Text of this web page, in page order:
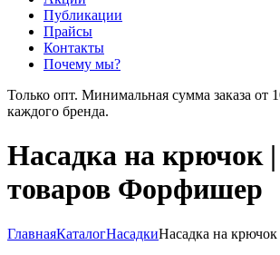
Публикации
Прайсы
Контакты
Почему мы?
Только опт. Минимальная сумма заказа от
каждого бренда.
Насадка на крючок |
товаров Форфишер
ГлавнаяКаталогНасадкиНасадка на крючок